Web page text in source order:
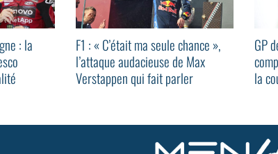
: la
F1 : « C’était ma seule chance »,
l’attaque audacieuse de Max
Verstappen qui fait parler
GP
la